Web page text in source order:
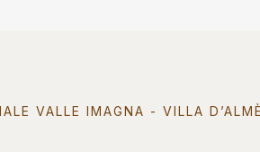
VALLE IMAGNA - VILLA D’ALMÈ